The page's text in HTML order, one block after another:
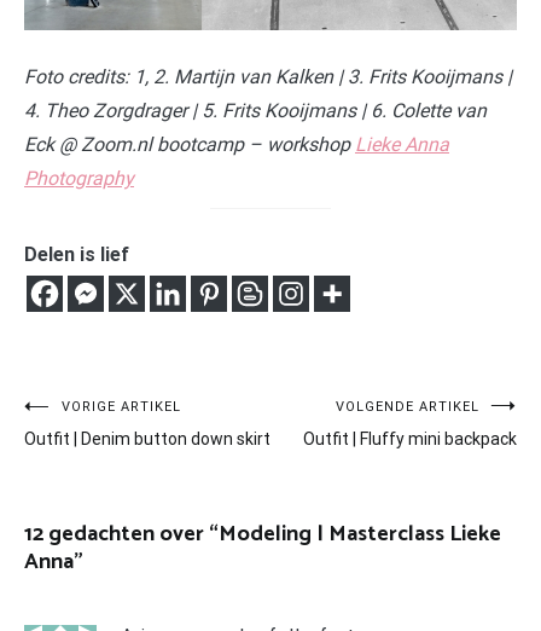
Foto credits: 1, 2. Martijn van Kalken | 3. Frits Kooijmans |
4. Theo Zorgdrager | 5. Frits Kooijmans | 6. Colette van
Eck @ Zoom.nl bootcamp – workshop Lieke Anna
Photography
Delen is lief
Bericht
navigatie
VORIGE ARTIKEL
Outfit | Denim button down skirt
VOLGENDE ARTIKEL
Outfit | Fluffy mini backpack
12 gedachten over “Modeling | Masterclass Lieke
Anna”